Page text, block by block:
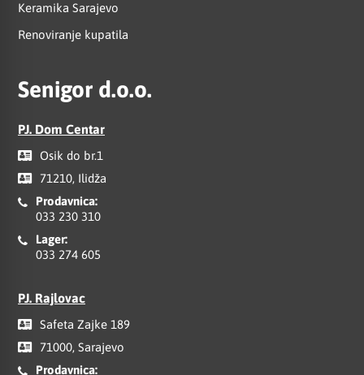
Keramika Sarajevo
Renoviranje kupatila
Senigor d.o.o.
PJ. Dom Centar
Osik do br.1
71210, Ilidža
Prodavnica:
033 230 310
Lager:
033 274 605
PJ. Rajlovac
Safeta Zajke 189
71000, Sarajevo
Prodavnica: